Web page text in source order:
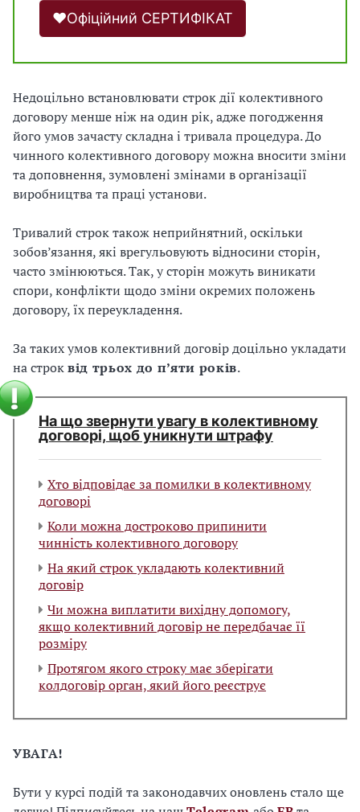
❤️Офіційний СЕРТИФІКАТ
Недоцільно встановлювати строк дії колективного
договору менше ніж на один рік, адже погодження
його умов зачасту складна і тривала процедура. До
чинного колективного договору можна вносити зміни
та доповнення, зумовлені змінами в організації
виробництва та праці установи.
Тривалий строк також неприйнятний, оскільки
зобов’язання, які врегульовують відносини сторін,
часто змінюються. Так, у сторін можуть виникати
спори, конфлікти щодо зміни окремих положень
договору, їх переукладення.
За таких умов колективний договір доцільно укладати
на строквід трьох до п’яти років.
На що звернути увагу в колективному
договорі, щоб уникнути штрафу
Хто відповідає за помилки в колективному
договорі
Коли можна достроково припинити
чинність колективного договору
На який строк укладають колективний
договір
Чи можна виплатити вихідну допомогу,
якщо колективний договір не передбачає її
розміру
Протягом якого строку має зберігати
колдоговір орган, який його реєструє
УВАГА!
Бути у курсі подій та законодавчих оновлень стало ще